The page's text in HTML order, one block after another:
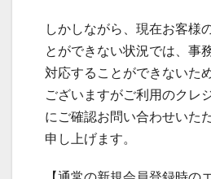
しかしながら、現在お客様
とができない状況では、事
対応することができないた
ございますがご利用のクレ
にご確認お問い合わせいた
申し上げます。